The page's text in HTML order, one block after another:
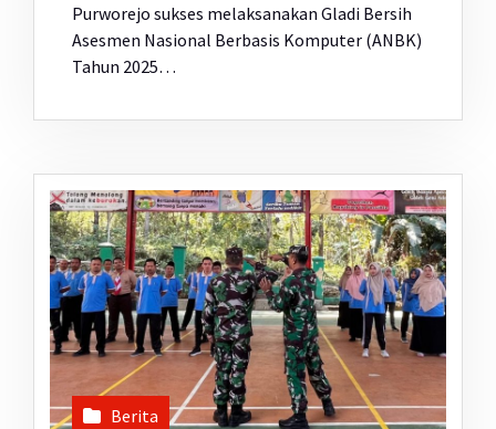
Purworejo sukses melaksanakan Gladi Bersih
Asesmen Nasional Berbasis Komputer (ANBK)
Tahun 2025…
Berita